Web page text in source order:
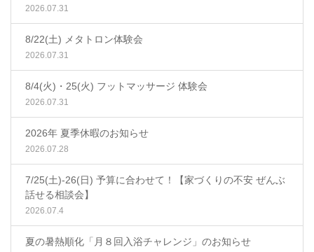
2026.07.31
8/22(土) メタトロン体験会
2026.07.31
8/4(火)・25(火) フットマッサージ 体験会
2026.07.31
2026年 夏季休暇のお知らせ
2026.07.28
7/25(土)-26(日) 予算に合わせて！【家づくりの不安 ぜんぶ
話せる相談会】
2026.07.4
夏の暑熱順化「月８回入浴チャレンジ」のお知らせ